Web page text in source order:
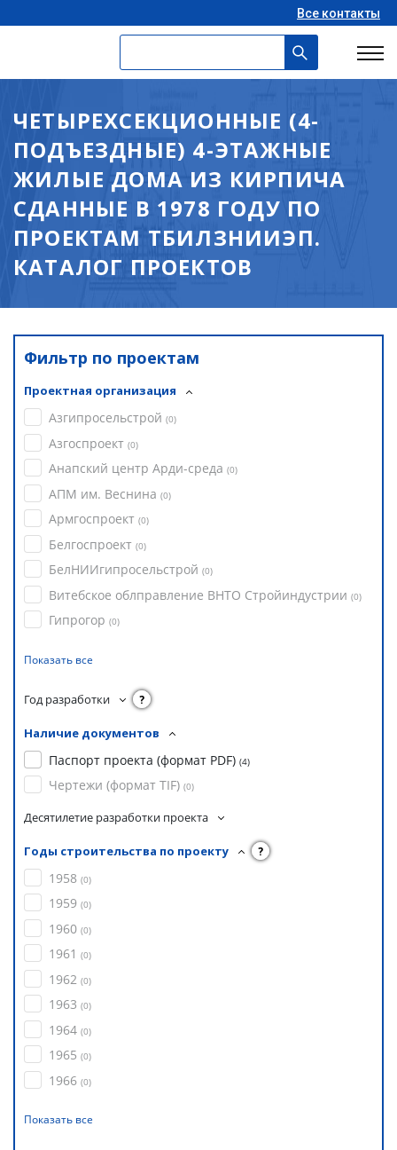
Все контакты
ЧЕТЫРЕХСЕКЦИОННЫЕ (4-
ПОДЪЕЗДНЫЕ) 4-ЭТАЖНЫЕ
ЖИЛЫЕ ДОМА ИЗ КИРПИЧА
СДАННЫЕ В 1978 ГОДУ ПО
ПРОЕКТАМ ТБИЛЗНИИЭП.
КАТАЛОГ ПРОЕКТОВ
Фильтр по проектам
Проектная организация
Азгипросельстрой (0)
Азгоспроект (0)
Анапский центр Арди-среда (0)
АПМ им. Веснина (0)
Армгоспроект (0)
Белгоспроект (0)
БелНИИгипросельстрой (0)
Витебское облправление ВНТО Стройиндустрии (0)
Гипрогор (0)
Показать все
Год разработки ?
Наличие документов
Паспорт проекта (формат PDF) (4)
Чертежи (формат TIF) (0)
Десятилетие разработки проекта
Годы строительства по проекту ?
1958 (0)
1959 (0)
1960 (0)
1961 (0)
1962 (0)
1963 (0)
1964 (0)
1965 (0)
1966 (0)
Показать все